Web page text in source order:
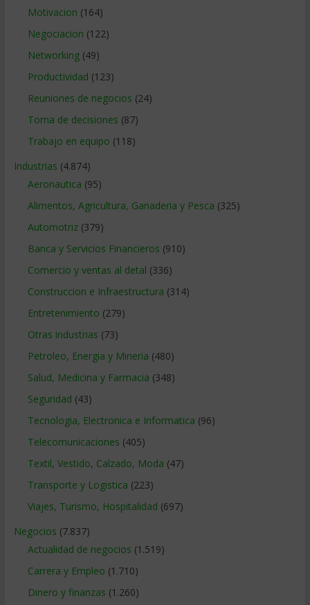
Motivacion (164)
Negociacion (122)
Networking(49)
Productividad (123)
Reuniones de negocios (24)
Toma de decisiones (87)
Trabajo en equipo (118)
Industrias (4.874)
Aeronautica (95)
Alimentos, Agricultura, Ganaderia y Pesca (325)
Automotriz(379)
Banca y Servicios Financieros (910)
Comercio y ventas al detal (336)
Construccion e Infraestructura (314)
Entretenimiento (279)
Otras industrias (73)
Petroleo, Energia y Mineria (480)
Salud, Medicina y Farmacia (348)
Seguridad (43)
Tecnologia, Electronica e Informatica (96)
Telecomunicaciones (405)
Textil, Vestido, Calzado, Moda (47)
Transporte y Logistica (223)
Viajes, Turismo, Hospitalidad (697)
Negocios (7.837)
Actualidad de negocios (1.519)
Carrera y Empleo (1.710)
Dinero y finanzas (1.260)